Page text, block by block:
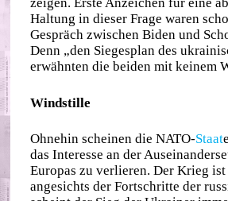
Haltung in dieser Frage waren
Gespräch zwischen Biden und
Denn „den Siegesplan des
erwähnten die beiden mit keinem
Windstille
Ohnehin scheinen die NATO-Staat
das Interesse an der
Europas zu verlieren. Der Krieg
angesichts der Fortschritte der